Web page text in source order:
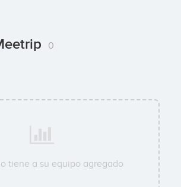
0
tiene a su equipo agregado